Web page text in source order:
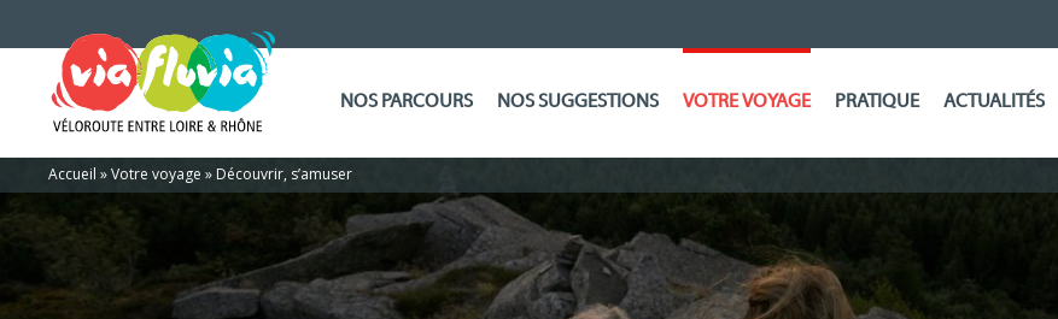
NOS PARCOURS NOS SUGGESTIONS VOTRE VOYAGE PRATIQUE ACTUALITÉS
Accueil »Votre voyage » Découvrir, s’amuser